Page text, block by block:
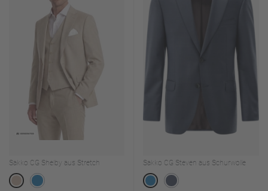
Sakko CG Shelby aus Stretch Sakko CG Steven aus Schurwolle